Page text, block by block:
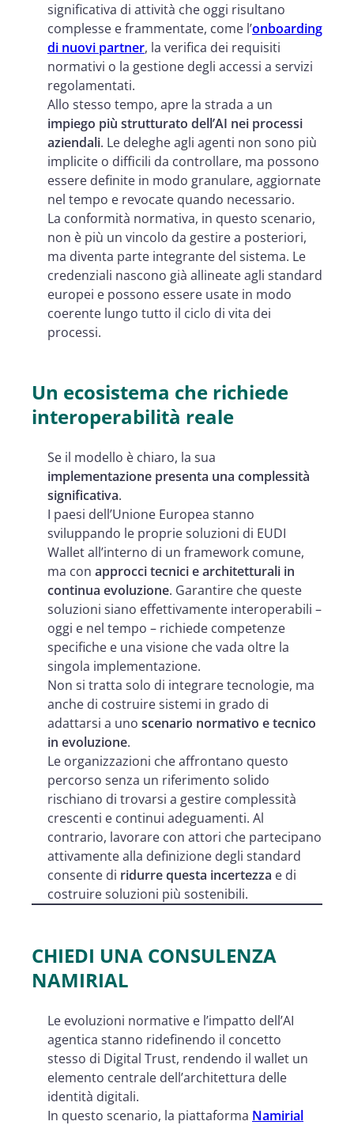
significativa di attività che oggi risultano
complesse e frammentate, come l’onboarding
di nuovi partner, la verifica dei requisiti
normativi o la gestione degli accessi a servizi
regolamentati.
Allo stesso tempo, apre la strada a un
impiego più strutturato dell’AI nei processi
aziendali. Le deleghe agli agenti non sono più
implicite o difficili da controllare, ma possono
essere definite in modo granulare, aggiornate
nel tempo e revocate quando necessario.
La conformità normativa, in questo scenario,
non è più un vincolo da gestire a posteriori,
ma diventa parte integrante del sistema. Le
credenziali nascono già allineate agli standard
europei e possono essere usate in modo
coerente lungo tutto il ciclo di vita dei
processi.
Un ecosistema che richiede
interoperabilità reale
Se il modello è chiaro, la sua
implementazione presenta una complessità
significativa.
I paesi dell’Unione Europea stanno
sviluppando le proprie soluzioni di EUDI
Wallet all’interno di un framework comune,
ma con approcci tecnici e architetturali in
continua evoluzione. Garantire che queste
soluzioni siano effettivamente interoperabili –
oggi e nel tempo – richiede competenze
specifiche e una visione che vada oltre la
singola implementazione.
Non si tratta solo di integrare tecnologie, ma
anche di costruire sistemi in grado di
adattarsi a uno scenario normativo e tecnico
in evoluzione.
Le organizzazioni che affrontano questo
percorso senza un riferimento solido
rischiano di trovarsi a gestire complessità
crescenti e continui adeguamenti. Al
contrario, lavorare con attori che partecipano
attivamente alla definizione degli standard
consente di ridurre questa incertezza e di
costruire soluzioni più sostenibili.
CHIEDI UNA CONSULENZA
NAMIRIAL
Le evoluzioni normative e l’impatto dell’AI
agentica stanno ridefinendo il concetto
stesso di Digital Trust, rendendo il wallet un
elemento centrale dell’architettura delle
identità digitali.
In questo scenario, la piattaforma Namirial